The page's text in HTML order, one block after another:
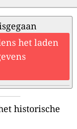
het laden
historische